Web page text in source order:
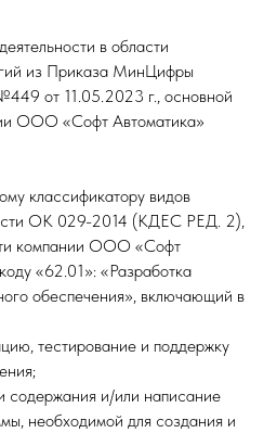
в области
из Приказа МинЦифры
от 11.05.2023 г., основной
ООО «Софт Автоматика»
классификатору видов
ОК 029-2014 (КДЕС РЕД. 2),
компании ООО «Софт
«62.01»: «Разработка
обеспечения», включающий в
тестирование и поддержку
содержания и/или написание
необходимой для создания и